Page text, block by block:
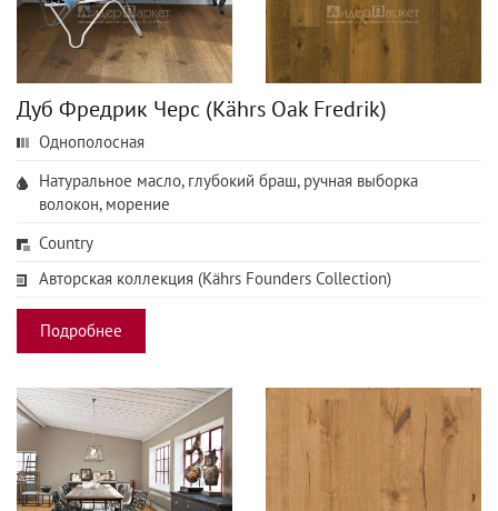
Дуб Фредрик Черс (Kährs Oak Fredrik)
Однополосная
Натуральное масло, глубокий браш, ручная выборка
волокон, морение
Country
Авторская коллекция (Kährs Founders Collection)
Подробнее